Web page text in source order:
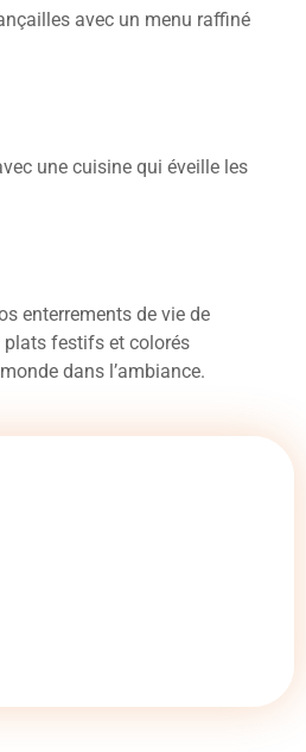
avec un menu raffiné
une cuisine qui éveille les
enterrements de vie de
plats festifs et colorés
dans l’ambiance.